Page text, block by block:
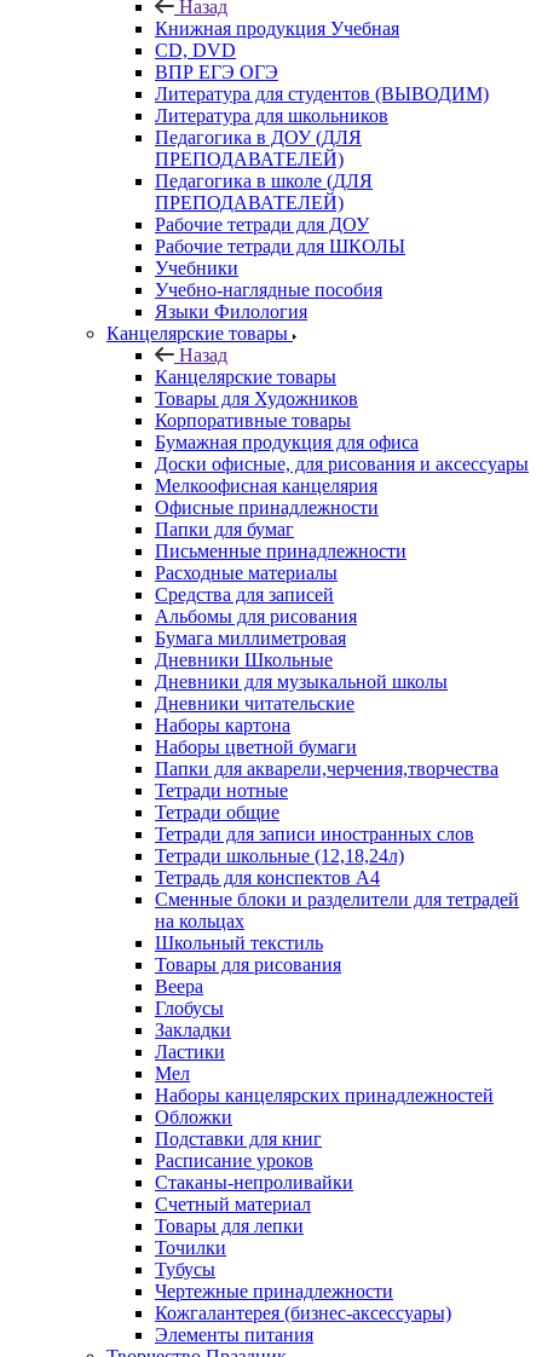
Назад
Книжная продукция Учебная
CD, DVD
ВПР ЕГЭ ОГЭ
Литература для студентов (ВЫВОДИМ)
Литература для школьников
Педагогика в ДОУ (ДЛЯ
ПРЕПОДАВАТЕЛЕЙ)
Педагогика в школе (ДЛЯ
ПРЕПОДАВАТЕЛЕЙ)
Рабочие тетради для ДОУ
Рабочие тетради для ШКОЛЫ
Учебники
Учебно-наглядные пособия
Языки Филология
Канцелярские товары
Назад
Канцелярские товары
Товары для Художников
Корпоративные товары
Бумажная продукция для офиса
Доски офисные, для рисования и аксессуары
Мелкоофисная канцелярия
Офисные принадлежности
Папки для бумаг
Письменные принадлежности
Расходные материалы
Средства для записей
Альбомы для рисования
Бумага миллиметровая
Дневники Школьные
Дневники для музыкальной школы
Дневники читательские
Наборы картона
Наборы цветной бумаги
Папки для акварели,черчения,творчества
Тетради нотные
Тетради общие
Тетради для записи иностранных слов
Тетради школьные (12,18,24л)
Тетрадь для конспектов А4
Сменные блоки и разделители для тетрадей
на кольцах
Школьный текстиль
Товары для рисования
Веера
Глобусы
Закладки
Ластики
Мел
Наборы канцелярских принадлежностей
Обложки
Подставки для книг
Расписание уроков
Стаканы-непроливайки
Счетный материал
Товары для лепки
Точилки
Тубусы
Чертежные принадлежности
Кожгалантерея (бизнес-аксессуары)
Элементы питания